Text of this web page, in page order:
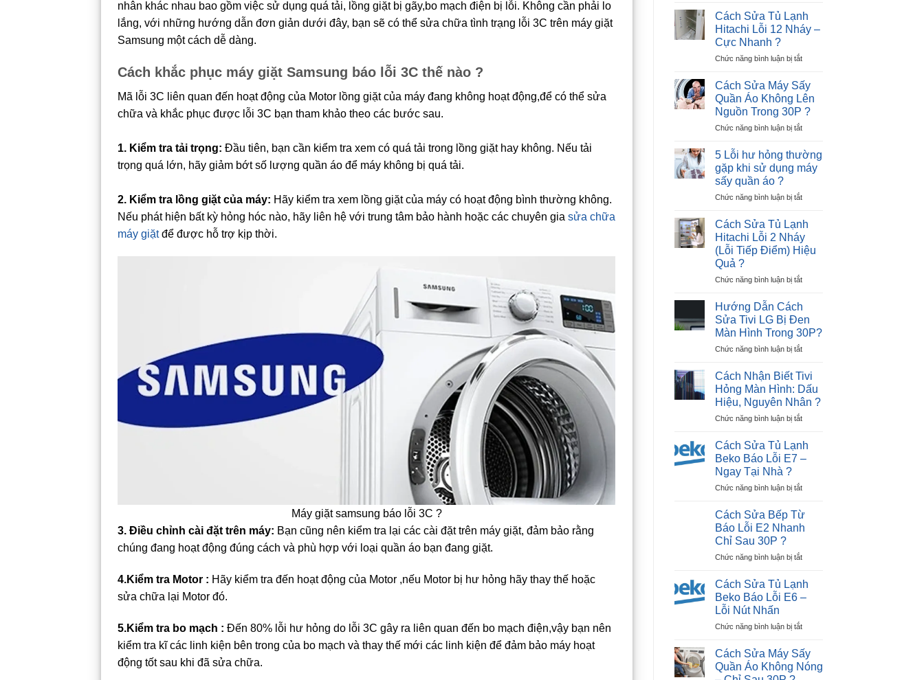
nhân khác nhau bao gồm việc sử dụng quá tải, lồng giặt bị gãy,bo mạch điện bị lỗi. Không cần phải lo
lắng, với những hướng dẫn đơn giản dưới đây, bạn sẽ có thể sửa chữa tình trạng lỗi 3C trên máy giặt
Samsung một cách dễ dàng.
Cách khắc phục máy giặt Samsung báo lỗi 3C thế nào ?
Mã lỗi 3C liên quan đến hoạt động của Motor lồng giặt của máy đang không hoạt động,để có thể sửa
chữa và khắc phục được lỗi 3C bạn tham khảo theo các bước sau.
1. Kiểm tra tải trọng: Đầu tiên, bạn cần kiểm tra xem có quá tải trong lồng giặt hay không. Nếu tải
trọng quá lớn, hãy giảm bớt số lượng quần áo để máy không bị quá tải.
2. Kiểm tra lồng giặt của máy: Hãy kiểm tra xem lồng giặt của máy có hoạt động bình thường không.
Nếu phát hiện bất kỳ hỏng hóc nào, hãy liên hệ với trung tâm bảo hành hoặc các chuyên gia sửa chữa
máy giặtđể được hỗ trợ kịp thời.
Máy giặt samsung báo lỗi 3C ?
3. Điều chỉnh cài đặt trên máy: Bạn cũng nên kiểm tra lại các cài đặt trên máy giặt, đảm bảo rằng
chúng đang hoạt động đúng cách và phù hợp với loại quần áo bạn đang giặt.
4.Kiểm tra Motor : Hãy kiểm tra đến hoạt động của Motor ,nếu Motor bị hư hỏng hãy thay thế hoặc
sửa chữa lại Motor đó.
5.Kiểm tra bo mạch : Đến 80% lỗi hư hỏng do lỗi 3C gây ra liên quan đến bo mạch điện,vậy bạn nên
kiểm tra kĩ các linh kiện bên trong của bo mạch và thay thế mới các linh kiện để đảm bảo máy hoạt
động tốt sau khi đã sửa chữa.
lần
–
1
?
Sửa
Tủ
Lạnh
Báo
E8
–
Nguyên
Nhân
và
Pháp
Cách Sửa Tủ Lạnh
Hitachi Lỗi 12 Nháy –
Cực Nhanh ?
Chức năng bình luận bị tắtở
Sửa
Tủ
Lạnh
Hitachi
Lỗi
Nháy
Cực
?
Cách Sửa Máy Sấy
Quần Áo Không Lên
Nguồn Trong 30P ?
Chức năng bình luận bị tắtở
Sửa
Máy
Sấy
Áo
Lên
Trong
30P
5 Lỗi hư hỏng thường
gặp khi sử dụng máy
sấy quần áo ?
Chức năng bình luận bị tắtở
Lỗi
hỏng
thường
khi
máy
sấy
quần
áo
Cách Sửa Tủ Lạnh
Hitachi Lỗi 2 Nháy
(Lỗi Tiếp Điểm) Hiệu
Quả ?
Chức năng bình luận bị tắtở
Lạnh
Hitachi
Lỗi
Nháy
(Lỗi
Tiếp
Điểm)
Hiệu
?
Hướng Dẫn Cách
Sửa Tivi LG Bị Đen
Màn Hình Trong 30P?
Chức năng bình luận bị tắtở
Dẫn
Cách
Sửa
Tivi
LG
Đen
30P?
Cách Nhận Biết Tivi
Hỏng Màn Hình: Dấu
Hiệu, Nguyên Nhân ?
Chức năng bình luận bị tắtở
Nhận
Màn
Dấu
Nguyên
?
Cách Sửa Tủ Lạnh
Beko Báo Lỗi E7 –
Ngay Tại Nhà ?
Chức năng bình luận bị tắtở
Lạnh
Báo
E7
Nhà
Cách Sửa Bếp Từ
Báo Lỗi E2 Nhanh
Chỉ Sau 30P ?
Chức năng bình luận bị tắtở
Sửa
Lỗi
Nhanh
Chỉ
Sau
Cách Sửa Tủ Lạnh
Beko Báo Lỗi E6 –
Lỗi Nút Nhấn
Chức năng bình luận bị tắtở
Sửa
Tủ
Lạnh
Cách Sửa Máy Sấy
Quần Áo Không Nóng